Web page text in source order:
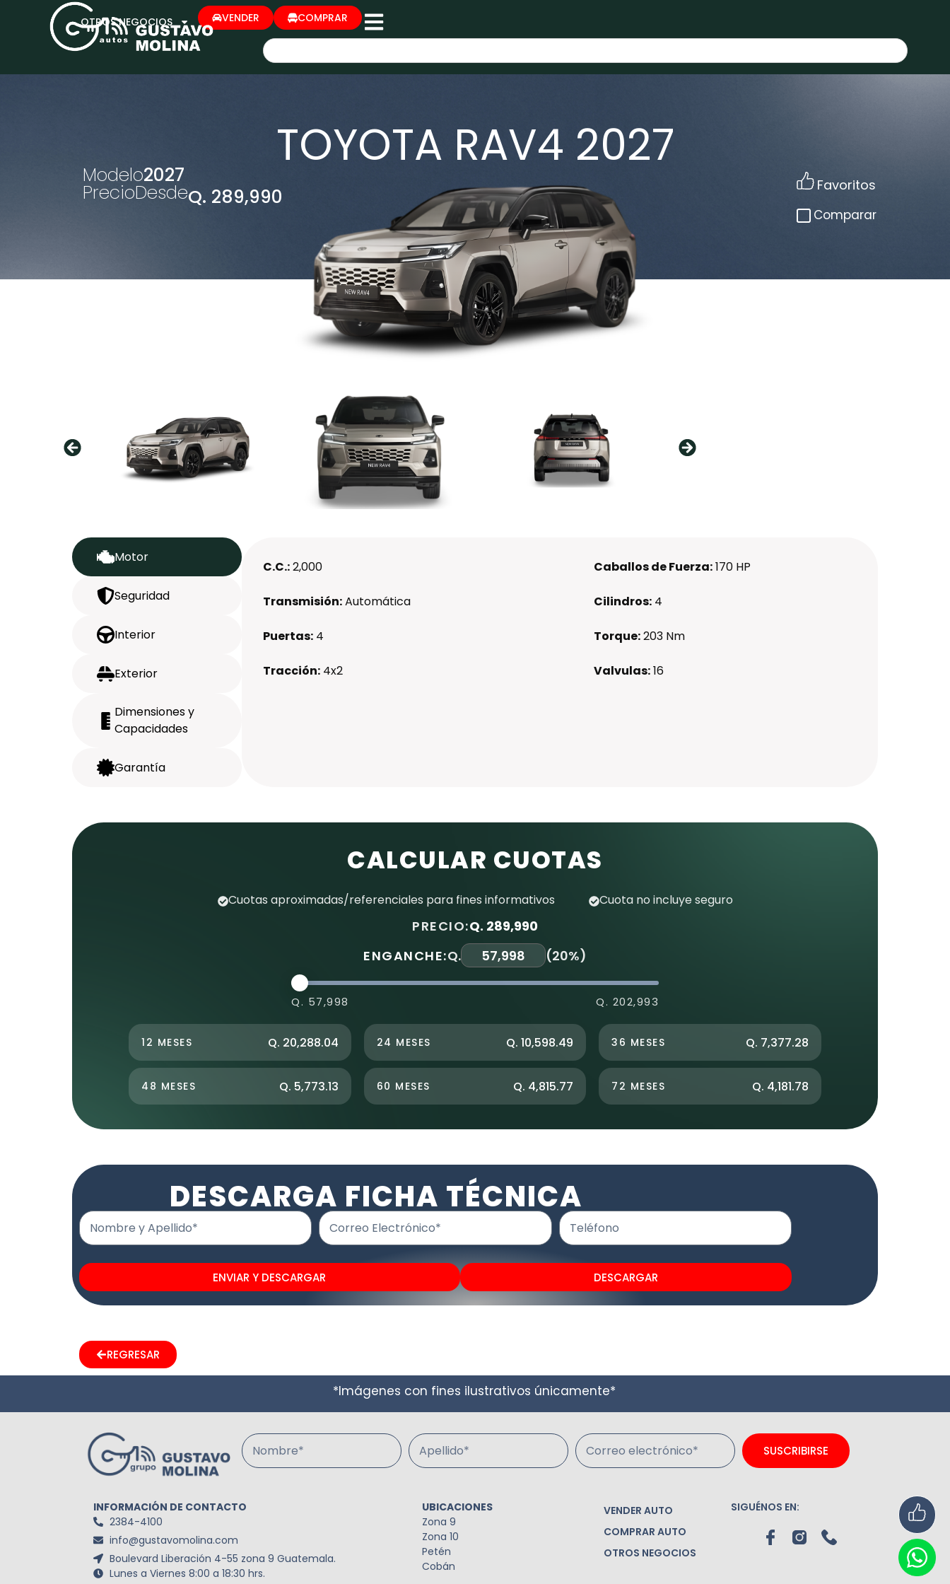
OTROS NEGOCIOS VENDER COMPRAR
TOYOTA RAV4 2027
Modelo2027
PrecioDesdeQ. 289,990 Favoritos
Comparar
Motor
Seguridad
Interior
Exterior
Dimensiones y
Capacidades
Garantía
C.C.:2,000 Caballos de Fuerza:170 HP
Transmisión:Automática Cilindros: 4
Puertas: 4 Torque:203 Nm
Tracción: 4x2 Valvulas:16
CALCULAR CUOTAS
Cuotas aproximadas/referenciales para fines informativos Cuota no incluye seguro
PRECIO:Q. 289,990
ENGANCHE:Q. (20%)
Q. 57,998 Q. 202,993
12 MESES Q. 20,288.04 24 MESES Q. 10,598.49 36 MESES Q. 7,377.28
48 MESES Q. 5,773.13 60 MESES Q. 4,815.77 72 MESES Q. 4,181.78
DESCARGA FICHA TÉCNICA
Nombre y Apellido* Correo Electrónico* Teléfono
ENVIAR Y DESCARGAR DESCARGAR
REGRESAR
*Imágenes con fines ilustrativos únicamente*
Nombre* Apellido* Correo electrónico* SUSCRIBIRSE
INFORMACIÓN DE CONTACTO
2384-4100
info@gustavomolina.com
Boulevard Liberación 4-55 zona 9 Guatemala.
Lunes a Viernes 8:00 a 18:30 hrs.
UBICACIONES
Zona 9
Zona 10
Petén
Cobán
VENDER AUTO
COMPRAR AUTO
OTROS NEGOCIOS
SIGUÉNOS EN: